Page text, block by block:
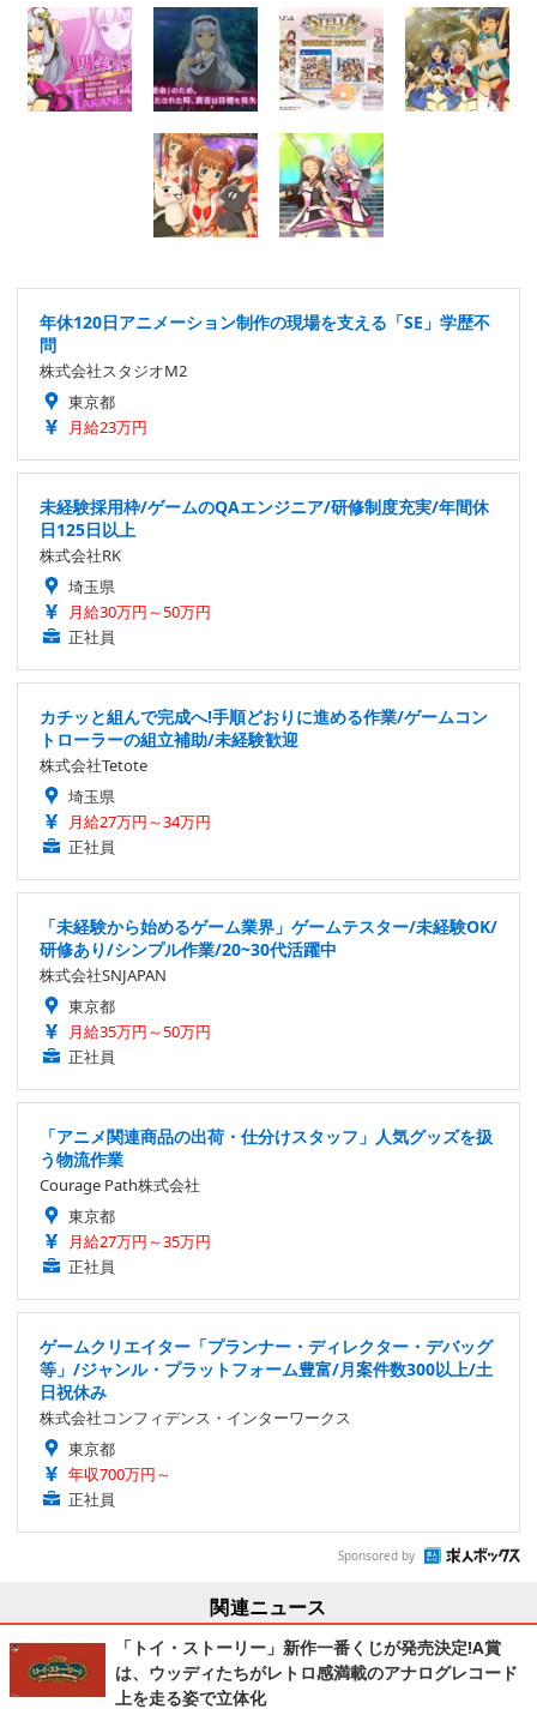
年休120日アニメーション制作の現場を支える「SE」学歴不
問
株式会社スタジオM2
東京都
月給23万円
未経験採用枠/ゲームのQAエンジニア/研修制度充実/年間休
日125日以上
株式会社RK
埼玉県
月給30万円～50万円
正社員
カチッと組んで完成へ!手順どおりに進める作業/ゲームコン
トローラーの組立補助/未経験歓迎
株式会社Tetote
埼玉県
月給27万円～34万円
正社員
「未経験から始めるゲーム業界」ゲームテスター/未経験OK/
研修あり/シンプル作業/20~30代活躍中
株式会社SNJAPAN
東京都
月給35万円～50万円
正社員
「アニメ関連商品の出荷・仕分けスタッフ」人気グッズを扱
う物流作業
Courage Path株式会社
東京都
月給27万円～35万円
正社員
ゲームクリエイター「プランナー・ディレクター・デバッグ
等」/ジャンル・プラットフォーム豊富/月案件数300以上/土
日祝休み
株式会社コンフィデンス・インターワークス
東京都
年収700万円～
正社員
Sponsored by
関連ニュース
「トイ・ストーリー」新作一番くじが発売決定!A賞
は、ウッディたちがレトロ感満載のアナログレコード
上を走る姿で立体化